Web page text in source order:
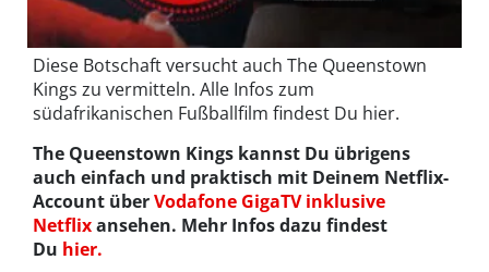
Diese Botschaft versucht auch The Queenstown
Kings zu vermitteln. Alle Infos zum
südafrikanischen Fußballfilm findest Du hier.
The Queenstown Kings kannst Du übrigens
auch einfach und praktisch mit Deinem Netflix-
Account überVodafone GigaTV inklusive
Netflixansehen. Mehr Infos dazu findest
Du hier.